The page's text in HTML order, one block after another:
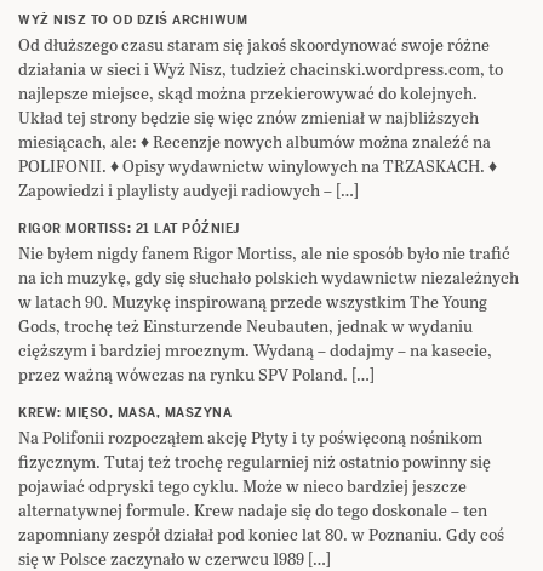
WYŻ NISZ TO OD DZIŚ ARCHIWUM
Od dłuższego czasu staram się jakoś skoordynować swoje różne
działania w sieci i Wyż Nisz, tudzież chacinski.wordpress.com, to
najlepsze miejsce, skąd można przekierowywać do kolejnych.
Układ tej strony będzie się więc znów zmieniał w najbliższych
miesiącach, ale: ♦ Recenzje nowych albumów można znaleźć na
POLIFONII. ♦ Opisy wydawnictw winylowych na TRZASKACH. ♦
Zapowiedzi i playlisty audycji radiowych – […]
RIGOR MORTISS: 21 LAT PÓŹNIEJ
Nie byłem nigdy fanem Rigor Mortiss, ale nie sposób było nie trafić
na ich muzykę, gdy się słuchało polskich wydawnictw niezależnych
w latach 90. Muzykę inspirowaną przede wszystkim The Young
Gods, trochę też Einsturzende Neubauten, jednak w wydaniu
cięższym i bardziej mrocznym. Wydaną – dodajmy – na kasecie,
przez ważną wówczas na rynku SPV Poland. […]
KREW: MIĘSO, MASA, MASZYNA
Na Polifonii rozpocząłem akcję Płyty i ty poświęconą nośnikom
fizycznym. Tutaj też trochę regularniej niż ostatnio powinny się
pojawiać odpryski tego cyklu. Może w nieco bardziej jeszcze
alternatywnej formule. Krew nadaje się do tego doskonale – ten
zapomniany zespół działał pod koniec lat 80. w Poznaniu. Gdy coś
się w Polsce zaczynało w czerwcu 1989 […]